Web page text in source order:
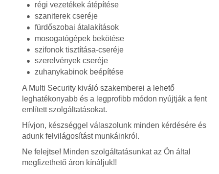
régi vezetékek átépítése
szaniterek cseréje
fürdőszobai átalakítások
mosogatógépek bekötése
szifonok tisztítása-cseréje
szerelvények cseréje
zuhanykabinok beépítése
A Multi Security kiváló szakemberei a lehető
leghatékonyabb és a legprofibb módon nyújtják a fent
említett szolgáltatásokat.
Hívjon, készséggel válaszolunk minden kérdésére és
adunk felvilágosítást munkáinkról.
Ne felejtse! Minden szolgáltatásunkat az Ön által
megfizethető áron kínáljuk!!